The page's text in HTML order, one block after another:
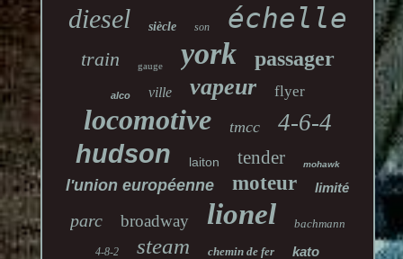
diesel siècle son échelle
train gauge york passager
alco ville vapeur flyer
locomotive tmcc 4-6-4
hudson laiton tender mohawk
l'union européenne moteur limité
parc broadway lionel bachmann
4-8-2 steam chemin de fer kato